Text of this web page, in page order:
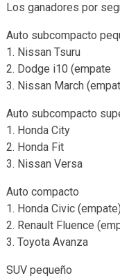
Los ganadores por
Auto subcompacto
1. Nissan Tsuru
2. Dodge i10 (empate
3. Nissan March
Auto subcompacto
1. Honda City
2. Honda Fit
3. Nissan Versa
Auto compacto
1. Honda Civic (empate)
2. Renault Fluence
3. Toyota Avanza
SUV pequeño